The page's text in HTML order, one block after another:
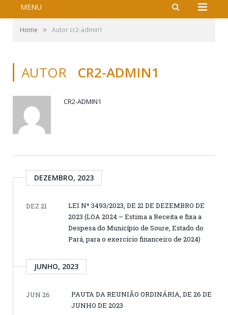
MENU
Home » Autor cr2-admin1
AUTOR CR2-ADMIN1
CR2-ADMIN1
DEZEMBRO, 2023
DEZ 21
LEI Nº 3493/2023, DE 21 DE DEZEMBRO DE
2023 (LOA 2024 – Estima a Receita e fixa a
Despesa do Município de Soure, Estado do
Pará, para o exercício financeiro de 2024)
JUNHO, 2023
JUN 26
PAUTA DA REUNIÃO ORDINÁRIA, DE 26 DE
JUNHO DE 2023